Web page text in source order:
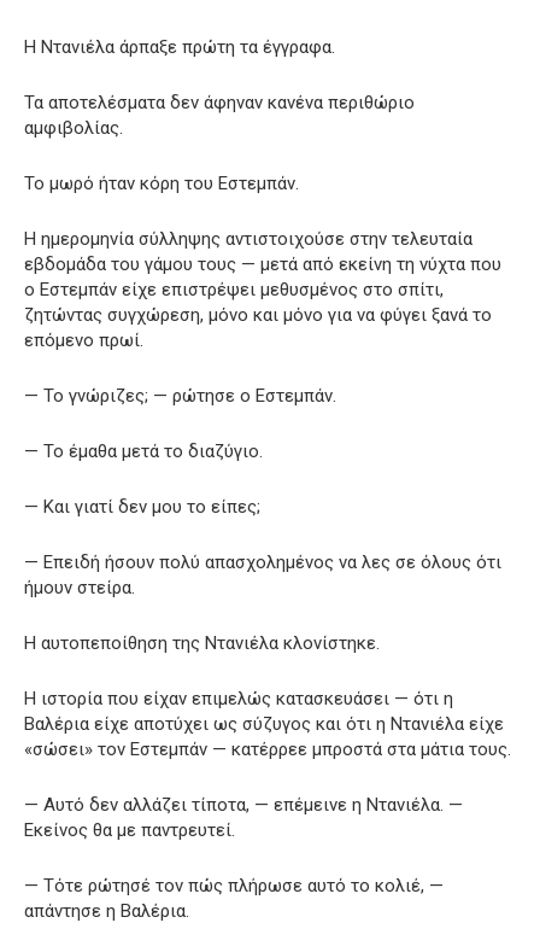
Η Ντανιέλα άρπαξε πρώτη τα έγγραφα.
Τα αποτελέσματα δεν άφηναν κανένα περιθώριο
αμφιβολίας.
Το μωρό ήταν κόρη του Εστεμπάν.
Η ημερομηνία σύλληψης αντιστοιχούσε στην τελευταία
εβδομάδα του γάμου τους — μετά από εκείνη τη νύχτα που
ο Εστεμπάν είχε επιστρέψει μεθυσμένος στο σπίτι,
ζητώντας συγχώρεση, μόνο και μόνο για να φύγει ξανά το
επόμενο πρωί.
— Το γνώριζες; — ρώτησε ο Εστεμπάν.
— Το έμαθα μετά το διαζύγιο.
— Και γιατί δεν μου το είπες;
— Επειδή ήσουν πολύ απασχολημένος να λες σε όλους ότι
ήμουν στείρα.
Η αυτοπεποίθηση της Ντανιέλα κλονίστηκε.
Η ιστορία που είχαν επιμελώς κατασκευάσει — ότι η
Βαλέρια είχε αποτύχει ως σύζυγος και ότι η Ντανιέλα είχε
«σώσει» τον Εστεμπάν — κατέρρεε μπροστά στα μάτια τους.
— Αυτό δεν αλλάζει τίποτα, — επέμεινε η Ντανιέλα. —
Εκείνος θα με παντρευτεί.
— Τότε ρώτησέ τον πώς πλήρωσε αυτό το κολιέ, —
απάντησε η Βαλέρια.